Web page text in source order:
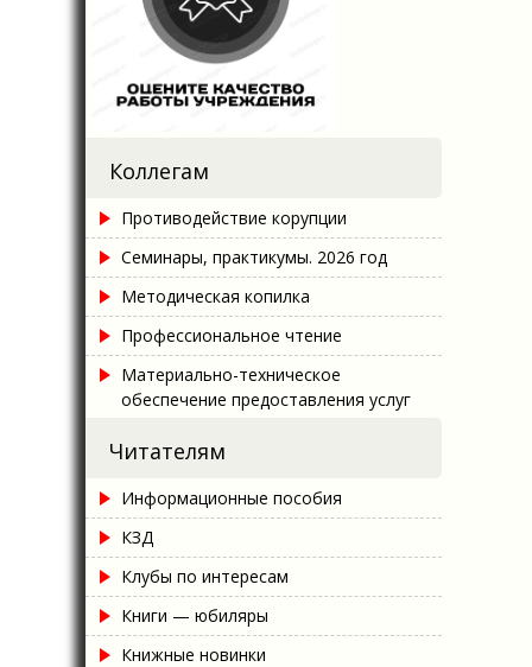
Коллегам
Противодействие корупции
Семинары, практикумы. 2026 год
Методическая копилка
Профессиональное чтение
Материально-техническое
обеспечение предоставления услуг
Читателям
Информационные пособия
КЗД
Клубы по интересам
Книги — юбиляры
Книжные новинки